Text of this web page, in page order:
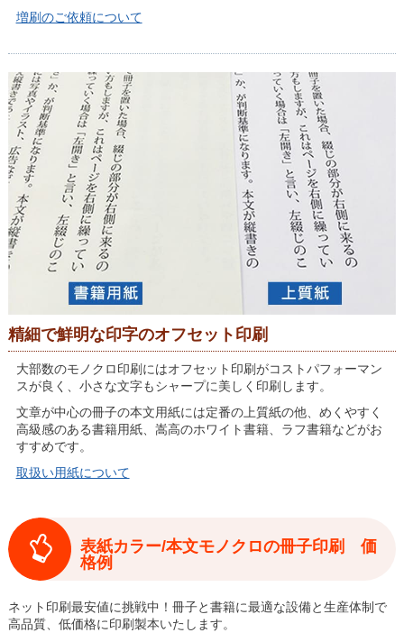
増刷のご依頼について
精細で鮮明な印字のオフセット印刷
大部数のモノクロ印刷にはオフセット印刷がコストパフォーマン
スが良く、小さな文字もシャープに美しく印刷します。
文章が中心の冊子の本文用紙には定番の上質紙の他、めくやすく
高級感のある書籍用紙、嵩高のホワイト書籍、ラフ書籍などがお
すすめです。
取扱い用紙について
表紙カラー/本文モノクロの冊子印刷 価
格例
ネット印刷最安値に挑戦中！冊子と書籍に最適な設備と生産体制で
高品質、低価格に印刷製本いたします。